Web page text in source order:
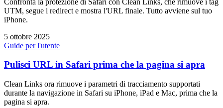
UTM, segue i redirect e mostra l'URL finale. Tutto avviene sul tuo
iPhone.
5 ottobre 2025
Guide per l'utente
Pulisci URL in Safari prima che la pagina si apra
Clean Links ora rimuove i parametri di tracciamento supportati
durante la navigazione in Safari su iPhone, iPad e Mac, prima che la
pagina si apra.